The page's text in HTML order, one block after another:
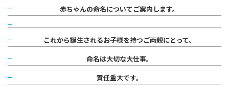
赤ちゃんの命名についてご案内します。
これから誕生されるお子様を持つご両親にとって、
命名は大切な大仕事。
責任重大です。